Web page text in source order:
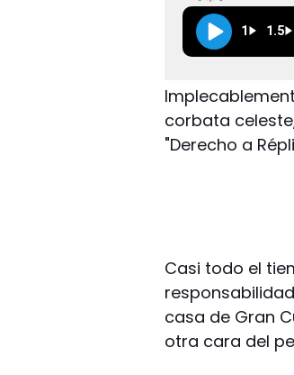
1 1.5
corbata
"Derecho a
Casi todo el
casa de Gran
otra cara del